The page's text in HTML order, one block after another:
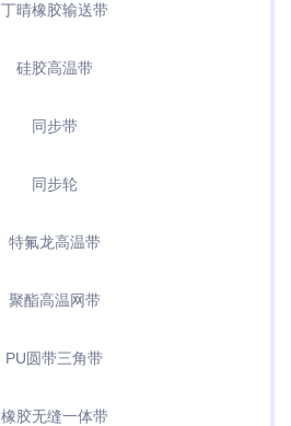
丁晴橡胶输送带
硅胶高温带
同步带
同步轮
特氟龙高温带
聚酯高温网带
PU圆带三角带
橡胶无缝一体带